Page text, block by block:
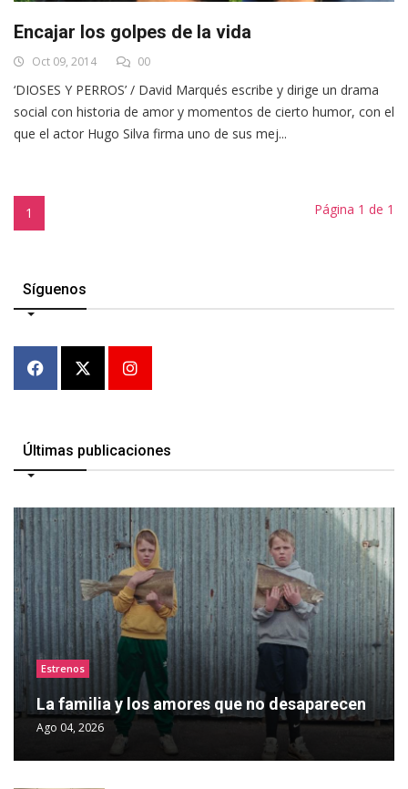
Encajar los golpes de la vida
Oct 09, 2014 00
‘DIOSES Y PERROS’ / David Marqués escribe y dirige un drama
social con historia de amor y momentos de cierto humor, con el
que el actor Hugo Silva firma uno de sus mej...
1 Página 1 de 1
Síguenos
Últimas publicaciones
Estrenos
La familia y los amores que no desaparecen
Ago 04, 2026